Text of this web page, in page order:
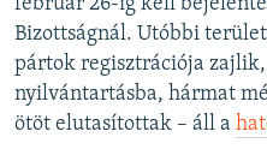
Bizottságnál. Utóbbi
pártok regisztrációja
nyilvántartásba, hármat
ötöt elutasítottak – áll a